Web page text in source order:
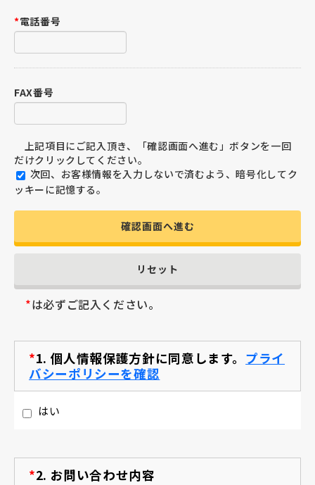
*電話番号
FAX番号
上記項目にご記入頂き、「確認画面へ進む」ボタンを一回
だけクリックしてください。
ッキーに記憶する。
確認画面へ進む
リセット
*は必ずご記入ください。
*1. 個人情報保護方針に同意します。 プライ
バシーポリシーを確認
はい
*2. お問い合わせ内容